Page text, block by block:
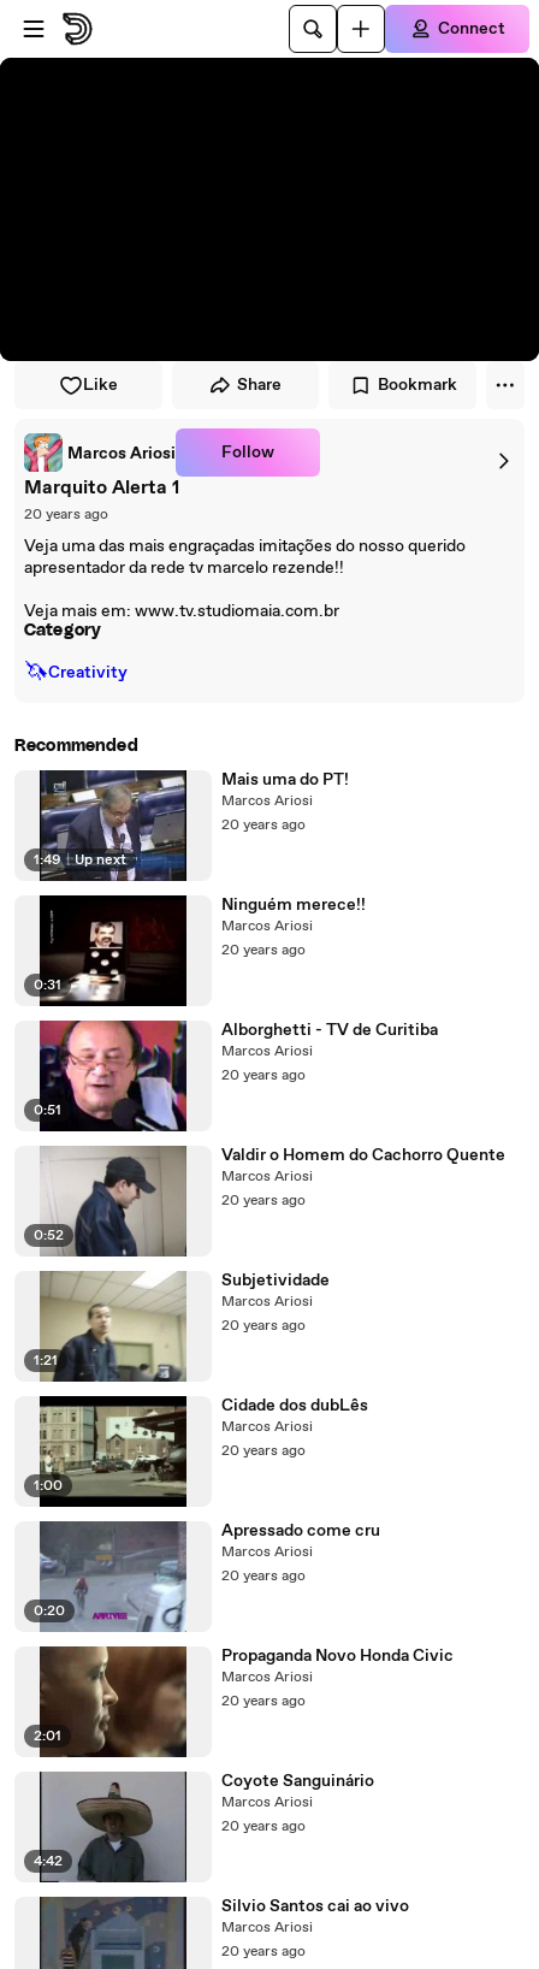
Skip to player
Skip to main content
Connect
Like Share Bookmark
Marcos Ariosi Follow
Marquito Alerta 1
20 years ago
Veja uma das mais engraçadas imitações do nosso querido
apresentador da rede tv marcelo rezende!!
Veja mais em: www.tv.studiomaia.com.br
Category
🦄Creativity
Recommended
1:49 | Up next
Mais uma do PT!
Marcos Ariosi
20 years ago
0:31
Ninguém merece!!
Marcos Ariosi
20 years ago
0:51
Alborghetti - TV de Curitiba
Marcos Ariosi
20 years ago
0:52
Valdir o Homem do Cachorro Quente
Marcos Ariosi
20 years ago
1:21
Subjetividade
Marcos Ariosi
20 years ago
1:00
Cidade dos dubLês
Marcos Ariosi
20 years ago
0:20
Apressado come cru
Marcos Ariosi
20 years ago
2:01
Propaganda Novo Honda Civic
Marcos Ariosi
20 years ago
4:42
Coyote Sanguinário
Marcos Ariosi
20 years ago
Silvio Santos cai ao vivo
Marcos Ariosi
20 years ago